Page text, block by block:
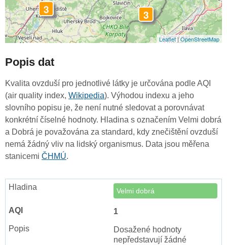
3 3
Leaflet|OpenStreetMap
Popis dat
Kvalita ovzduší pro jednotlivé látky je určována podle AQI
(air quality index, Wikipedia). Výhodou indexu a jeho
slovního popisu je, že není nutné sledovat a porovnávat
konkrétní číselné hodnoty. Hladina s označením Velmi dobrá
a Dobrá je považována za standard, kdy znečištění ovzduší
nemá žádný vliv na lidský organismus. Data jsou měřena
stanicemi ČHMÚ.
Velmi dobrá
1
Dosažené hodnoty
nepředstavují žádné